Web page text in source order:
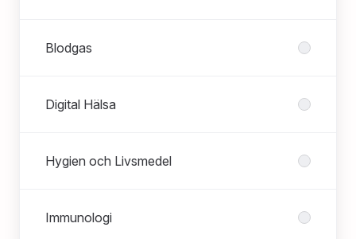
Blodgas
Digital Hälsa
Hygien och Livsmedel
Immunologi